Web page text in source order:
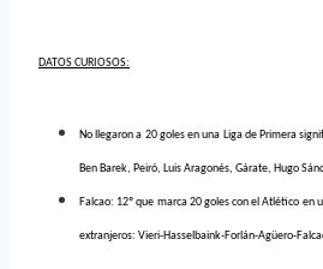
DATOS CURIOSOS:
No llegaron a 20 goles en una Liga de Primera
Ben Barek, Peiró, Luis Aragonés, Gárate, Hugo
Falcao: 12º que marca 20 goles con el Atlético en
extranjeros: Vieri-Hasselbaink-Forlán-Agüero-